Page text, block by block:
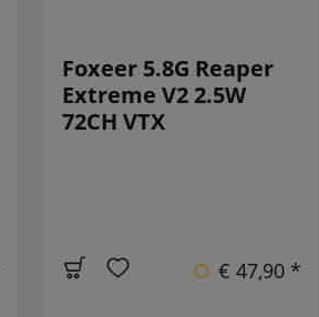
Foxeer 5.8G Reaper
Extreme V2 2.5W
72CH VTX
€ 47,90 *